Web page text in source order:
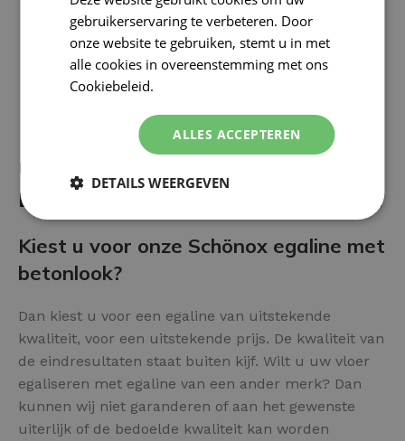
Uw vloer afwerken met Betonlook
Egaline? Diverse voor- en nadelen:
Kiest u voor onze Schönox egaline met
betonlook?
Dan kiest u voor een egaline van uitstekende
kwaliteit, voor een uitstekende prijs. De kwaliteit van
de eindresultaten staat buiten kijf. Wilt u uw vloer
egaliseren met egaline van een ander merk? Dan
kunnen wij niet garanderen of aan het gewenste
uiterlijk of de bedoelde kwaliteit kan worden
gebruikerservaring te verbeteren. Door
onze website te gebruiken, stemt u in met
alle cookies in overeenstemming met ons
Cookiebeleid.
ALLES ACCEPTEREN
DETAILS WEERGEVEN